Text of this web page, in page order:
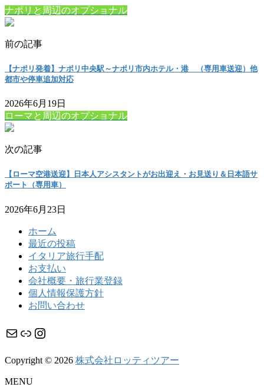
ナポリと周辺のオプショナル
前の記事
【ナポリ発着】ナポリ中央駅～ナポリ市内ホテル・港 （専用車送迎）他
都市や停車追加対応
2026年6月19日
ローマと周辺のオプショナル
次の記事
【ローマ空港送迎】日本人アシスタントがお出迎え・お見送り＆日本語サ
ポート（専用車）
2026年6月23日
ホーム
最近の投稿
イタリア旅行手配
お支払い
会社概要・旅行業登録
個人情報保護方針
お問い合わせ
メール リンク Instagram
Copyright © 2026 株式会社ロッティツアー
MENU